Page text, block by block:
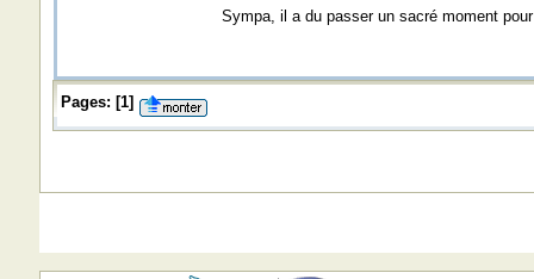
Sympa, il a du passer un sacré moment
Pages: [1]